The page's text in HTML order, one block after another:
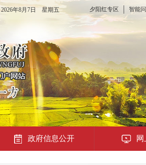
夕阳红专区 智能
2026年8月7日 星期五
政府信息公开